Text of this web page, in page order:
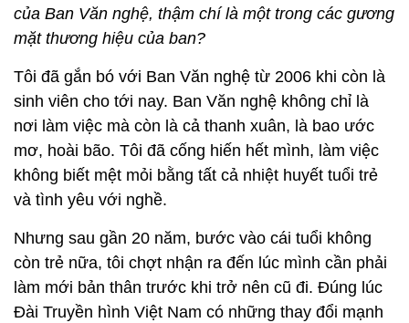
của Ban Văn nghệ, thậm chí là một trong các gương
mặt thương hiệu của ban?
Tôi đã gắn bó với Ban Văn nghệ từ 2006 khi còn là
sinh viên cho tới nay. Ban Văn nghệ không chỉ là
nơi làm việc mà còn là cả thanh xuân, là bao ước
mơ, hoài bão. Tôi đã cống hiến hết mình, làm việc
không biết mệt mỏi bằng tất cả nhiệt huyết tuổi trẻ
và tình yêu với nghề.
Nhưng sau gần 20 năm, bước vào cái tuổi không
còn trẻ nữa, tôi chợt nhận ra đến lúc mình cần phải
làm mới bản thân trước khi trở nên cũ đi. Đúng lúc
Đài Truyền hình Việt Nam có những thay đổi mạnh